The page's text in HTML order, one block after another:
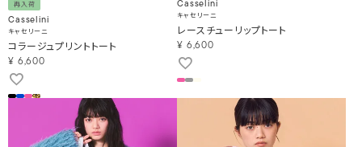
再入荷
Casselini
キャセリーニ
コラージュプリントトート
¥ 6,600
Casselini
キャセリーニ
レースチューリップトート
¥ 6,600